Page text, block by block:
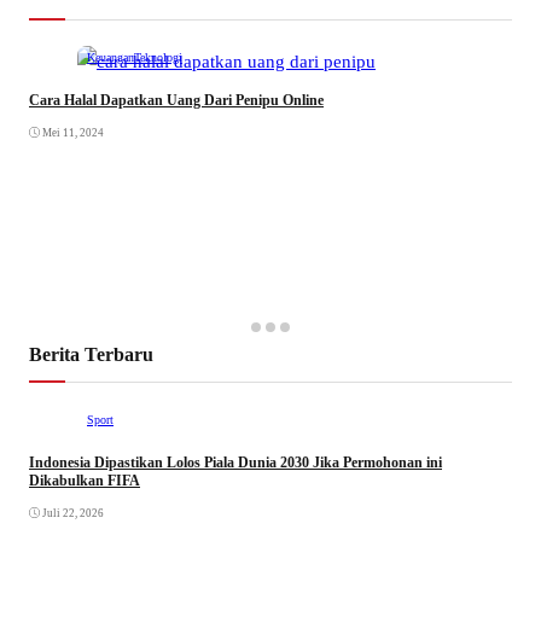
KeuanganTeknologi
Cara Halal Dapatkan Uang Dari Penipu Online
Mei 11, 2024
Berita Terbaru
Sport
Indonesia Dipastikan Lolos Piala Dunia 2030 Jika Permohonan ini
Dikabulkan FIFA
Juli 22, 2026